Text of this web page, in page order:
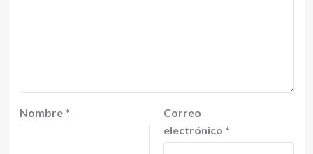
Nombre *
Correo
electrónico *